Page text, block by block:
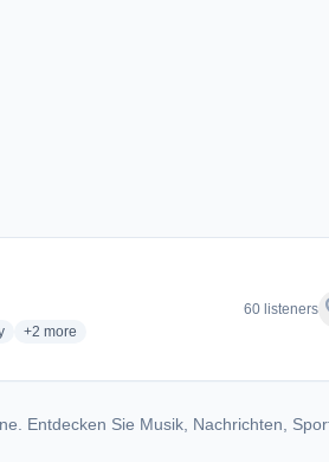
radio stations
+2 more genres for BFBS Radio Blandford
more
60 listeners
Entdecken Sie Musik, Nachrichten,